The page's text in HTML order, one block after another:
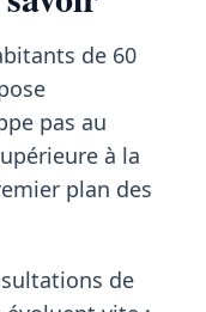
de 60
pas au
à la
plan des
de